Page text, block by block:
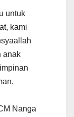
untuk
kami
anak
Nanga